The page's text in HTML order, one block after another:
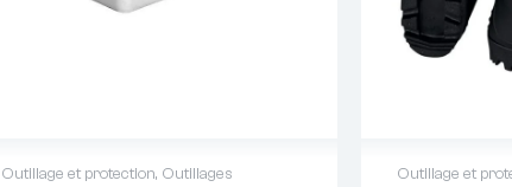
Outillage et protection, Outillages
Outillage et